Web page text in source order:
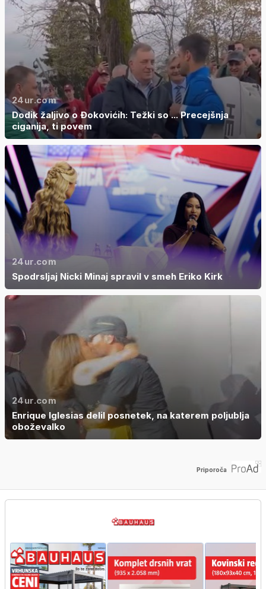
24ur.com
Dodik žaljivo o Đokovićih: Težki so ... Precejšnja
ciganija, ti povem
24ur.com
Spodrsljaj Nicki Minaj spravil v smeh Eriko Kirk
24ur.com
Enrique Iglesias delil posnetek, na katerem poljublja
oboževalko
Priporoča